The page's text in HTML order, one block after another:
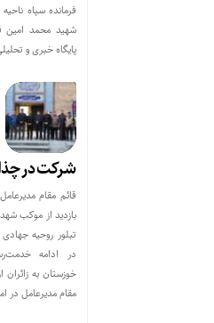
شهید محمد امین
پایگاه خبری و
شرکت در
قائم مقام
بازدید از موکب
تبلور روحیه
در ادامه
خوزستان به
مقام مدیرعامل در